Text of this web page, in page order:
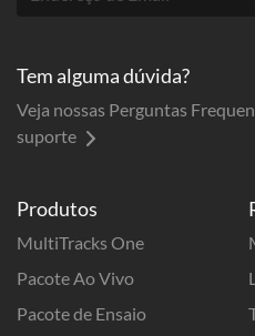
Produtos
MultiTracks One
Pacote Ao Vivo
Pacote de Ensaio
Tem alguma dúvida?
Veja nossas Perguntas
suporte